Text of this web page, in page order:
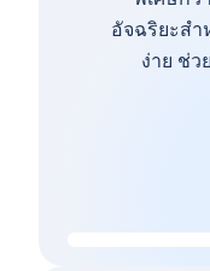
อัจฉริยะสำ
ง่าย ช่ว